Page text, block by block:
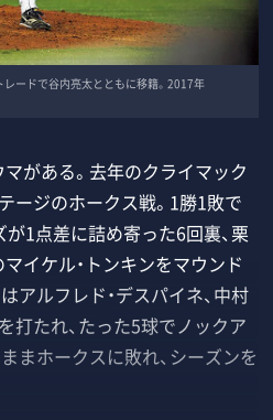
ードで谷内亮太とともに移籍。2017年
がある。去年のクライマック
ージのホークス戦。1勝1敗で
1点差に詰め寄った6回裏、栗
イケル・トンキンをマウンド
アルフレド・デスパイネ、中村
打たれ、たった5球でノックア
まホークスに敗れ、シーズンを